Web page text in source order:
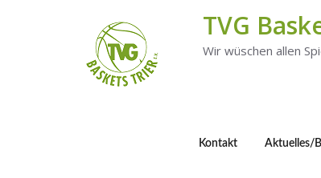
TVG
Wir wüschen allen
Kontakt Aktuelles/